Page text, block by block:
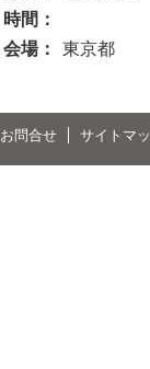
時間：
会場：
東京都
お問合せ サイトマ